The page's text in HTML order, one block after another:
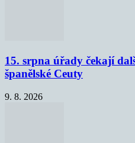
15. srpna úřady čekají
španělské Ceuty
9. 8. 2026